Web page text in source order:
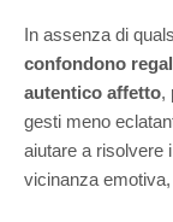
In assenza di
confondono
autentico affetto,
gesti meno
aiutare a risolvere
vicinanza